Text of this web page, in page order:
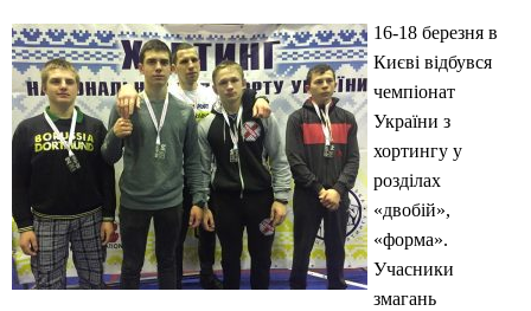
16-18 березня в
Києві відбувся
чемпіонат
України з
хортингу у
розділах
«двобій»,
«форма».
Учасники
змагань